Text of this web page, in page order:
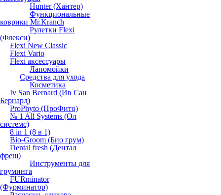
Hunter (Хантер)
Функциональные
коврики Mr.Kranch
Рулетки Flexi
(Флекси)
Flexi New Classic
Flexi Vario
Flexi аксессуары
Лапомойки
Средства для ухода
Косметика
Iv San Bernard (Ив Сан
Бернард)
ProPhyto (ПроФито)
№ 1 All Systems (Ол
системс)
8 in 1 (8 в 1)
Bio-Groom (Био грум)
Dental fresh (Дентал
фреш)
Инструменты для
груминга
FURminator
(Фурминатор)